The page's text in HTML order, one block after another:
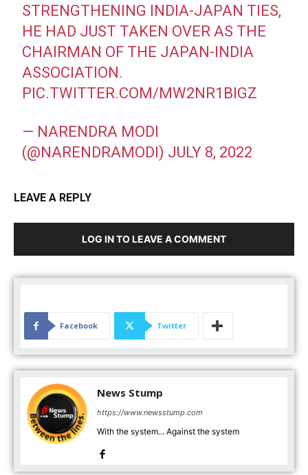
STRENGTHENING INDIA-JAPAN TIES,
HE HAD JUST TAKEN OVER AS THE
CHAIRMAN OF THE JAPAN-INDIA
ASSOCIATION.
PIC.TWITTER.COM/MW2NR1BIGZ
— NARENDRA MODI
(@NARENDRAMODI) JULY 8, 2022
LEAVE A REPLY
LOG IN TO LEAVE A COMMENT
Facebook Twitter
News Stump
https://www.newsstump.com
With the system... Against the system